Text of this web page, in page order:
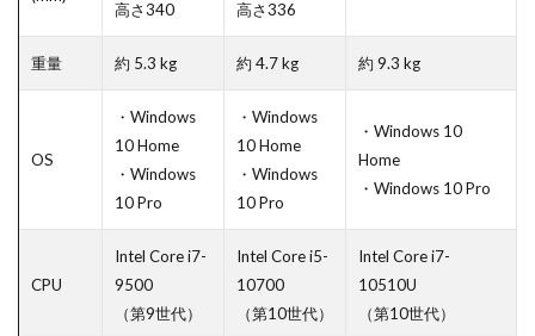
高さ340 高さ336
重量 約 5.3 kg 約 4.7 kg 約 9.3 kg
OS
・Windows
10 Home
・Windows
10 Pro
・Windows
10 Home
・Windows
10 Pro
・Windows 10
Home
・Windows 10 Pro
CPU
Intel Core i7-
9500
（第9世代）
Intel Core i5-
10700
（第10世代）
Intel Core i7-
10510U
（第10世代）